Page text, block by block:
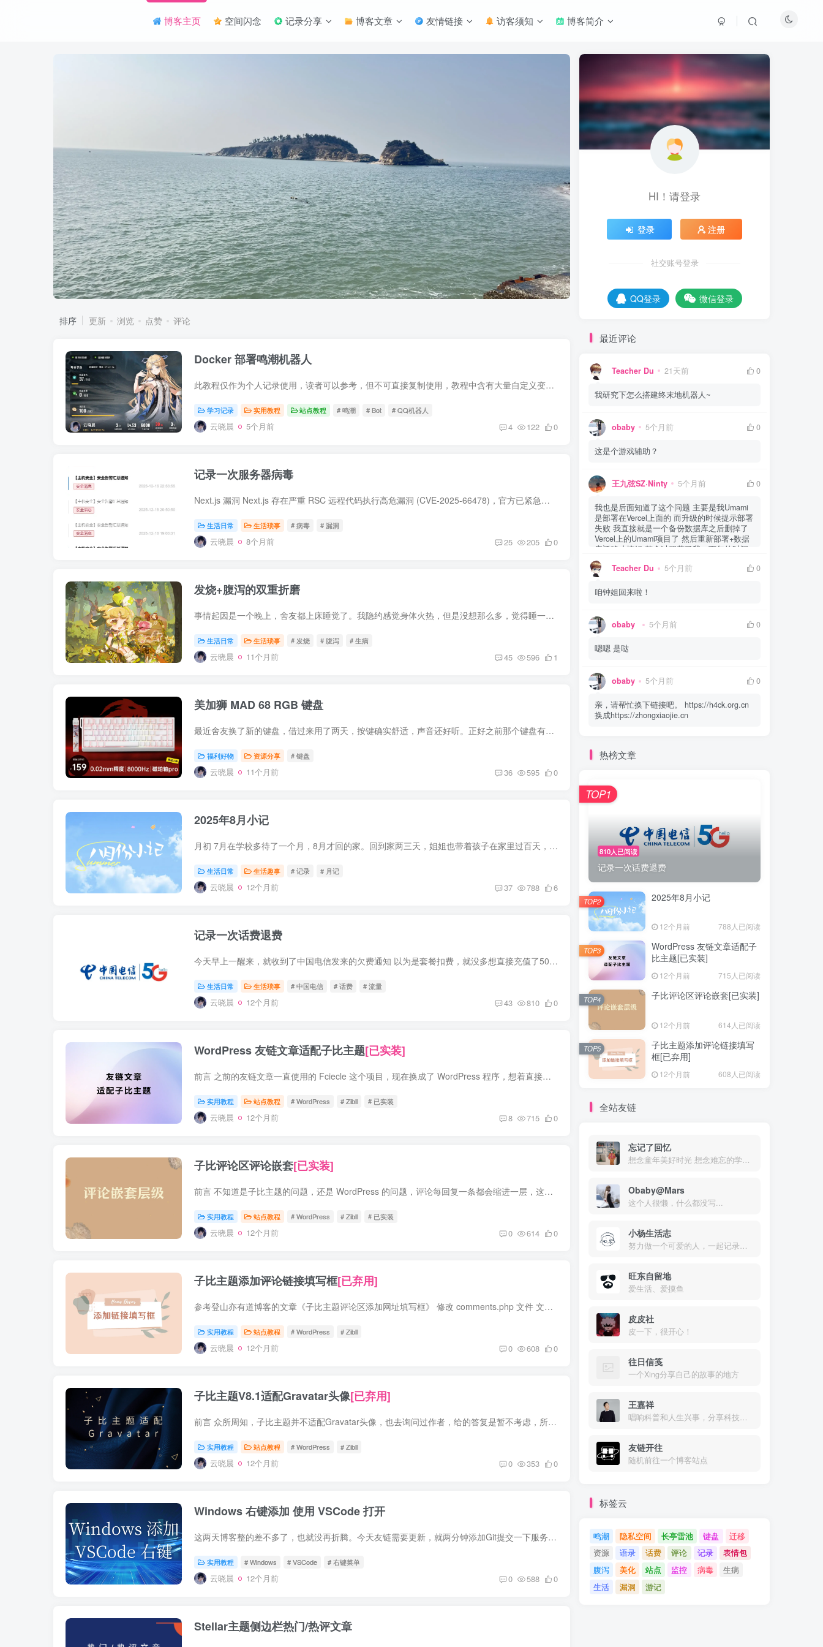
博客主页 空间闪念 记录分享 博客文章 友情链接 访客须知 博客简介
排序 更新 浏览 点赞 评论
Docker 部署鸣潮机器人
此教程仅作为个人记录使用，读者可以参考，但不可直接复制使用，教程中含有大量自定义变量代码！ 大家新年快乐！！又好久没有写文章了 此教程不仅可以搭建鸣潮机器人，可以使用其他插件，例如终...
学习记录 实用教程 站点教程 # 鸣潮 # Bot # QQ机器人
云晓晨 5个月前 4 122 0
记录一次服务器病毒
Next.js 漏洞 Next.js 存在严重 RSC 远程代码执行高危漏洞 (CVE-2025-66478)，官方已紧急发布修复，建议 Next.js 15/16 及部分 14.x Canary 用户立即升级。 这个漏洞被评为 CVSS 最高风险等级 ...
生活日常 生活琐事 # 病毒 # 漏洞
云晓晨 8个月前 25 205 0
发烧+腹泻的双重折磨
事情起因是一个晚上，舍友都上床睡觉了。我隐约感觉身体火热，但是没想那么多，觉得睡一觉就好了，结果第二天一起床就发烧到 39.4℃ 。去医院输了水，退烧了也没那么难受了。结果剩下几天一直腹...
生活日常 生活琐事 # 发烧 # 腹泻 # 生病
云晓晨 11个月前 45 596 1
美加狮 MAD 68 RGB 键盘
最近舍友换了新的键盘，借过来用了两天，按键确实舒适，声音还好听。正好之前那个键盘有的按键断触，就干脆出掉购入了标题这款键盘。这款键盘也有对应的 Pro 款，区别是 Pro 款是全铝外壳，但是...
福利好物 资源分享 # 键盘
云晓晨 11个月前 36 595 0
2025年8月小记
月初 7月在学校多待了一个月，8月才回的家。回到家两三天，姐姐也带着孩子在家里过百天，两个多月的小娃娃是真难照顾，晚上还要起来喂奶，姐姐说就是太熬得慌。有了小孩子花钱和瀑布一样，哪哪...
生活日常 生活趣事 # 记录 # 月记
云晓晨 12个月前 37 788 6
记录一次话费退费
今天早上一醒来，就收到了中国电信发来的欠费通知 以为是套餐扣费，就没多想直接充值了50元话费。早上吃完饭打开中国电信APP想看看这个月话费多少，不看不知道一看吓一跳，这个月话费高达90+（...
生活日常 生活琐事 # 中国电信 # 话费 # 流量
云晓晨 12个月前 43 810 0
WordPress 友链文章适配子比主题[已实装]
前言 之前的友链文章一直使用的 Fciecle 这个项目，现在换成了 WordPress 程序，想着直接调用 WordPress 接口和数据库更方便管理。 修订历史 v1.1 底部翻页无法更新按钮列表 v1.2 优化UI、将定...
实用教程 站点教程 # WordPress # Zibll # 已实装
云晓晨 12个月前 8 715 0
子比评论区评论嵌套[已实装]
前言 不知道是子比主题的问题，还是 WordPress 的问题，评论每回复一条都会缩进一层，这就导致无限套娃，而且 WordPress 的最大嵌套数量为10，这就导致10层嵌套后只能开新的评论楼层。 解决方案...
实用教程 站点教程 # WordPress # Zibll # 已实装
云晓晨 12个月前 0 614 0
子比主题添加评论链接填写框[已弃用]
参考登山亦有道博客的文章《子比主题评论区添加网址填写框》 修改 comments.php 文件 文件位置 wp-content/themes/zibll/template/comments.php 搜索 邮箱 找到评论区填写框位置，代码添加位置...
实用教程 站点教程 # WordPress # Zibll
云晓晨 12个月前 0 608 0
子比主题V8.1适配Gravatar头像[已弃用]
前言 众所周知，子比主题并不适配Gravatar头像，也去询问过作者，给的答复是暂不考虑，所以只能自己动手了。 参考文献 参考登山亦有道博客的文章《子比主题使用Cravatar代替原有头像》 修改教程...
实用教程 站点教程 # WordPress # Zibll
云晓晨 12个月前 0 353 0
Windows 右键添加 使用 VSCode 打开
这两天博客整的差不多了，也就没再折腾。今天友链需要更新，就两分钟添加Git提交一下服务器就好，结果发现右键没有VSCode打开文件夹了，这样就有点不太方便了，Bing搜索了一下，发现修改注册表...
实用教程 # Windows # VSCode # 右键菜单
云晓晨 12个月前 0 588 0
Stellar主题侧边栏热门/热评文章
HI！请登录
登录 注册
社交账号登录
QQ登录 微信登录
最近评论
Teacher Du 21天前 0
我研究下怎么搭建终末地机器人~
obaby 5个月前 0
这是个游戏辅助？
王九弦SZ·Ninty 5个月前 0
我也是后面知道了这个问题 主要是我Umami
是部署在Vercel上面的 而升级的时候提示部署
失败 我直接就是一个备份数据库之后删掉了
Vercel上的Umami项目了 然后重新部署+数据
库迁移才搞好 整个过程花了我一下午的时间
Teacher Du
5个月前 0
咱钟姐回来啦！
obaby 5个月前 0
嗯嗯 是哒
obaby 5个月前 0
亲，请帮忙换下链接吧。 https://h4ck.org.cn
换成https://zhongxiaojie.cn
热榜文章
810人已阅读
记录一次话费退费
TOP1
2025年8月小记
12个月前 788人已阅读
TOP2
WordPress 友链文章适配子
比主题[已实装]
12个月前 715人已阅读
TOP3
子比评论区评论嵌套[已实装]
12个月前 614人已阅读
TOP4
子比主题添加评论链接填写
框[已弃用]
12个月前 608人已阅读
TOP5
全站友链
忘记了回忆
想念童年美好时光 想念难忘的学生时代 想念初恋的感觉
Obaby@Mars
这个人很懒，什么都没写...
小杨生活志
努力做一个可爱的人，一起记录美好的生活！
旺东自留地
爱生活、爱摸鱼
皮皮社
皮一下，很开心！
往日信笺
一个Xing分享自己的故事的地方
王嘉祥
唱响科普和人生兴事，分享科技与美好生活
友链开往
随机前往一个博客站点
标签云
鸣潮 隐私空间 长亭雷池 键盘
迁移
资源
语录 话费 评论 记录
表情包
腹泻
美化 站点 监控 病毒
生病
生活
漏洞 游记